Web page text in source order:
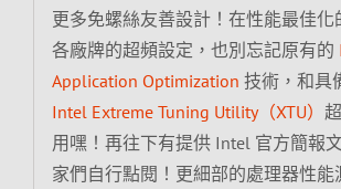
更多免螺絲友善設計！在性能最佳化
各廠牌的超頻設定，也別忘記原有的
Application Optimization 技術，和具
Intel Extreme Tuning Utility（XTU）
用嘿！再往下有提供 Intel 官方簡報
家們自行點閱！更細部的處理器性能